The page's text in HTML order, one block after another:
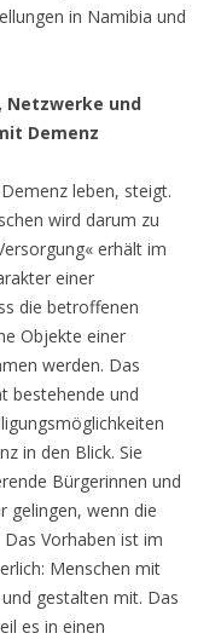
in Namibia und
Netzwerke und
Demenz
leben, steigt.
wird darum zu
erhält im
einer
die betroffenen
Objekte einer
werden. Das
bestehende und
in den Blick. Sie
Bürgerinnen und
gelingen, wenn die
Vorhaben ist im
Menschen mit
gestalten mit. Das
es in einen